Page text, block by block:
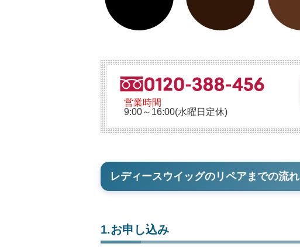
営業時間
9:00～16:00(水曜日定休)
レディースウイッグのリペアまでの流れ
1.お申し込み